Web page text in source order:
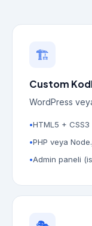
🏗️
Custom
WordPress
HTML5 +
PHP veya
Admin paneli